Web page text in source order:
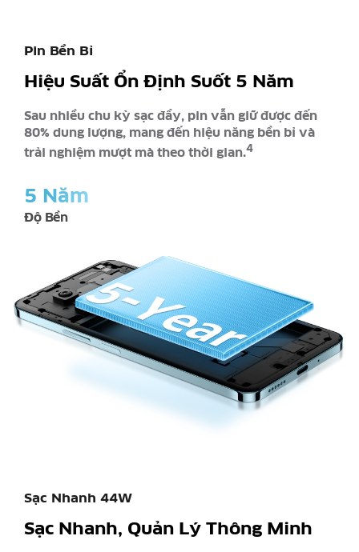
Pin Bền Bỉ
Hiệu Suất Ổn Định Suốt 5 Năm
Sau nhiều chu kỳ sạc đầy, pin vẫn giữ được đến
80% dung lượng, mang đến hiệu năng bền bỉ và
trải nghiệm mượt mà theo thời gian.4
5 Năm
Độ Bền
Sạc Nhanh 44W
Sạc Nhanh, Quản Lý Thông Minh